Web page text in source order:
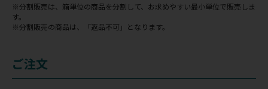
※分割販売は、箱単位の商品を分割して、お求めやすい最小単位で販売しま
す。
※分割販売の商品は、「返品不可」となります。
ご注文